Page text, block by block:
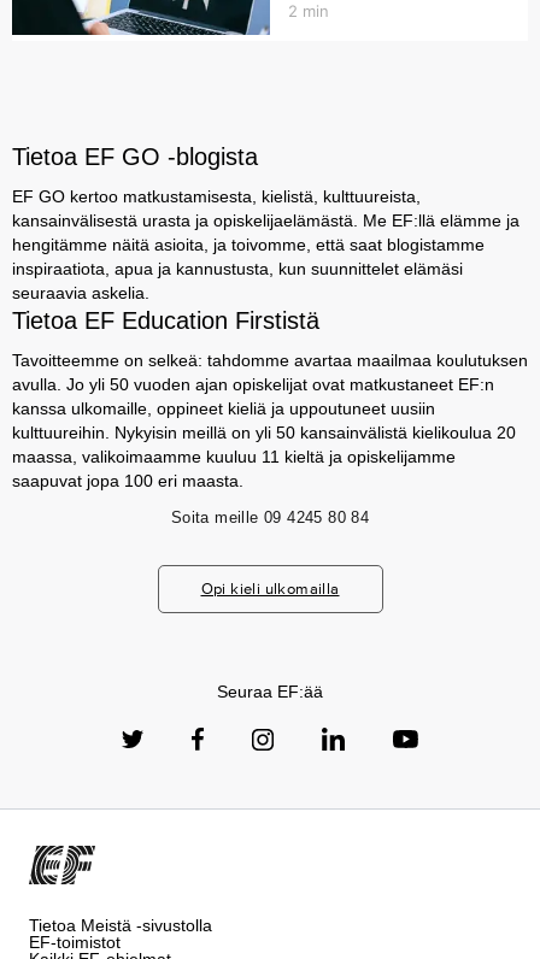
2 min
Tietoa EF GO -blogista
EF GO kertoo matkustamisesta, kielistä, kulttuureista,
kansainvälisestä urasta ja opiskelijaelämästä. Me EF:llä elämme ja
hengitämme näitä asioita, ja toivomme, että saat blogistamme
inspiraatiota, apua ja kannustusta, kun suunnittelet elämäsi
seuraavia askelia.
Tietoa EF Education Firstistä
Tavoitteemme on selkeä: tahdomme avartaa maailmaa koulutuksen
avulla. Jo yli 50 vuoden ajan opiskelijat ovat matkustaneet EF:n
kanssa ulkomaille, oppineet kieliä ja uppoutuneet uusiin
kulttuureihin. Nykyisin meillä on yli 50 kansainvälistä kielikoulua 20
maassa, valikoimaamme kuuluu 11 kieltä ja opiskelijamme
saapuvat jopa 100 eri maasta.
Soita meille 09 4245 80 84
Opi kieli ulkomailla
Seuraa EF:ää
Tietoa Meistä -sivustolla
EF-toimistot